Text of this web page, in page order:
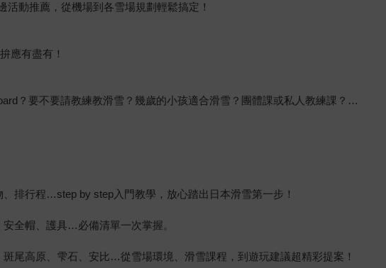
動推薦，從機場到各雪場規劃輕鬆搞定！
應有盡有！
？要不要請教練教滑雪？幾歲的小孩適合滑雪？團體課或私人教練課？…
排行程…step by step入門教學，放心踏出日本滑雪第一步！
全帽、護具…必備清單一次掌握。
尾高原、雫石、安比…從雪場環境、滑雪課程，到遊玩建議超精彩提案！